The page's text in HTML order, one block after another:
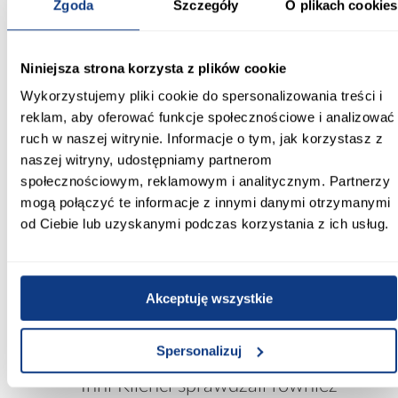
Zgoda Szczegóły O plikach cookies
Niniejsza strona korzysta z plików cookie
Wykorzystujemy pliki cookie do spersonalizowania treści i
reklam, aby oferować funkcje społecznościowe i analizować
ruch w naszej witrynie. Informacje o tym, jak korzystasz z
naszej witryny, udostępniamy partnerom
społecznościowym, reklamowym i analitycznym. Partnerzy
mogą połączyć te informacje z innymi danymi otrzymanymi
od Ciebie lub uzyskanymi podczas korzystania z ich usług.
Akceptuję wszystkie
Spersonalizuj
Wybarwienie:
Kolekcja:
Lexi
Ilość drzwi:
nie dotyczy
Ilość szuflad:
2-szuflady
Inni Klienci sprawdzali również